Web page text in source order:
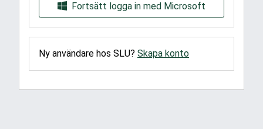
Fortsätt logga in med Microsoft
Ny användare hos SLU? Skapa konto